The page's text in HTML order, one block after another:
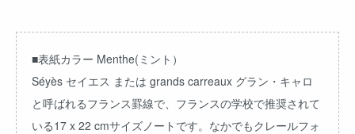
■表紙カラー Menthe(ミント）
Séyès セイエス または grands carreaux グラン・キャロ
と呼ばれるフランス罫線で、フランスの学校で推奨されて
いる17 x 22 cmサイズノートです。なかでもクレールフォ